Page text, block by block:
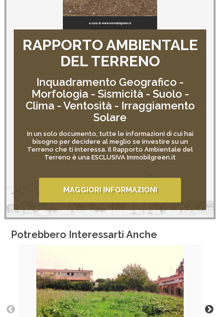
RAPPORTO AMBIENTALE
DEL TERRENO
Inquadramento Geografico -
Morfologia - Sismicità - Suolo -
Clima - Ventosità - Irraggiamento
Solare
In un solo documento, tutte le informazioni di cui hai
bisogno per decidere al meglio se investire su un
Terreno che ti interessa. Il Rapporto Ambientale del
Terreno è una ESCLUSIVA Immobilgreen.it
MAGGIORI INFORMAZIONI
Potrebbero Interessarti Anche